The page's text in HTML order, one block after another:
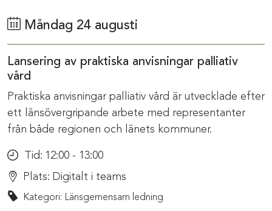
Måndag 24 augusti
Lansering av praktiska anvisningar palliativ
vård
Praktiska anvisningar palliativ vård är utvecklade efter
ett länsövergripande arbete med representanter
från både regionen och länets kommuner.
Tid: 12:00 - 13:00
Plats: Digitalt i teams
Kategori: Länsgemensam ledning